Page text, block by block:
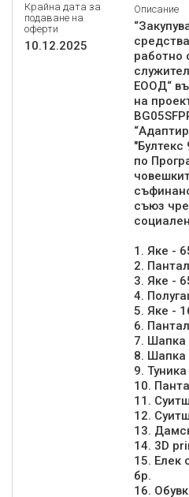
Крайна дата за
подаване на
оферти
10.12.2025
Описание
работно
ЕООД“
на
по
съюз
1. Яке -
2.
3. Яке -
4.
5. Яке -
6.
7. Шапка
8. Шапка
9.
10.
11.
12.
13.
14. 3D
15. Елек
бр.
16.